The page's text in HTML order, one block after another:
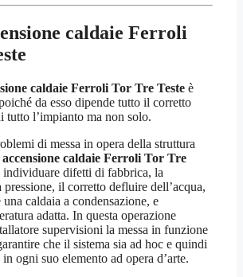
caldaie Ferroli
caldaie Ferroli Tor Tre Teste è
da esso dipende tutto il corretto
tutto l’impianto ma non solo.
di messa in opera della struttura
caldaie Ferroli Tor Tre
individuare difetti di fabbrica, la
il corretto defluire dell’acqua,
caldaia a condensazione, e
adatta. In questa operazione
supervisioni la messa in funzione
che il sistema sia ad hoc e quindi
ogni suo elemento ad opera d’arte.